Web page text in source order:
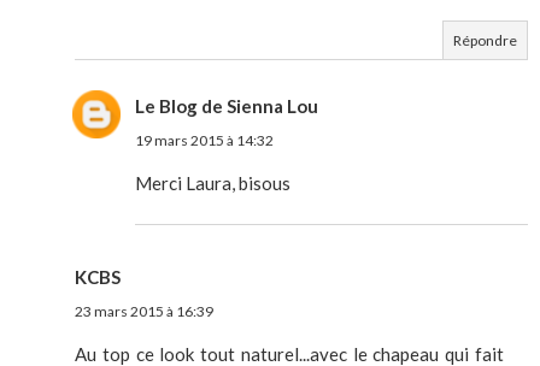
Répondre
Le Blog de Sienna Lou
19 mars 2015 à 14:32
Merci Laura, bisous
KCBS
23 mars 2015 à 16:39
Au top ce look tout naturel...avec le chapeau qui fait